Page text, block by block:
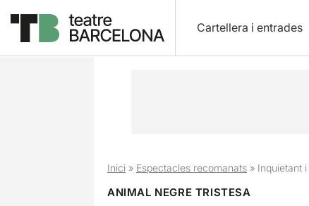
Cartellera i entrades
Inici» Espectacles recomanats» Inquietant
ANIMAL NEGRE TRISTESA